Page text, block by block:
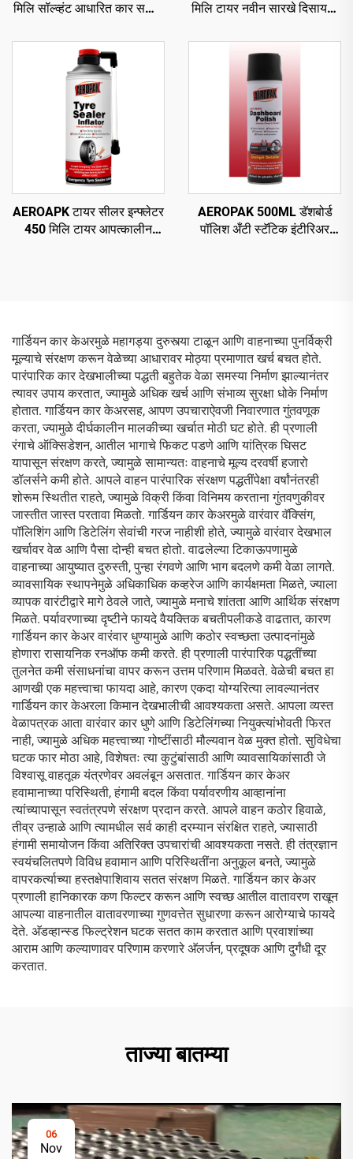
मिलि सॉल्व्हंट आधारित कार सफाई
मिलि टायर नवीन सारखे दिसायला
AEROAPK टायर सीलर इन्फ्लेटर
450 मिलि टायर आपत्कालीन
AEROPAK 500ML डॅशबोर्ड
पॉलिश अँटी स्टॅटिक इंटीरिअर
गार्डियन कार केअरमुळे महागड्या दुरुस्त्या टाळून आणि वाहनाच्या पुनर्विक्री
मूल्याचे संरक्षण करून वेळेच्या आधारावर मोठ्या प्रमाणात खर्च बचत होते.
पारंपारिक कार देखभालीच्या पद्धती बहुतेक वेळा समस्या निर्माण झाल्यानंतर
त्यावर उपाय करतात, ज्यामुळे अधिक खर्च आणि संभाव्य सुरक्षा धोके निर्माण
होतात. गार्डियन कार केअरसह, आपण उपचाराऐवजी निवारणात गुंतवणूक
करता, ज्यामुळे दीर्घकालीन मालकीच्या खर्चात मोठी घट होते. ही प्रणाली
रंगाचे ऑक्सिडेशन, आतील भागाचे फिकट पडणे आणि यांत्रिक घिसट
यापासून संरक्षण करते, ज्यामुळे सामान्यतः वाहनाचे मूल्य दरवर्षी हजारो
डॉलर्सने कमी होते. आपले वाहन पारंपारिक संरक्षण पद्धतींपेक्षा वर्षांनंतरही
शोरूम स्थितीत राहते, ज्यामुळे विक्री किंवा विनिमय करताना गुंतवणुकीवर
जास्तीत जास्त परतावा मिळतो. गार्डियन कार केअरमुळे वारंवार वॅक्सिंग,
पॉलिशिंग आणि डिटेलिंग सेवांची गरज नाहीशी होते, ज्यामुळे वारंवार देखभाल
खर्चावर वेळ आणि पैसा दोन्ही बचत होतो. वाढलेल्या टिकाऊपणामुळे
वाहनाच्या आयुष्यात दुरुस्ती, पुन्हा रंगवणे आणि भाग बदलणे कमी वेळा लागते.
व्यावसायिक स्थापनेमुळे अधिकाधिक कव्हरेज आणि कार्यक्षमता मिळते, ज्याला
व्यापक वारंटीद्वारे मागे ठेवले जाते, ज्यामुळे मनाचे शांतता आणि आर्थिक संरक्षण
मिळते. पर्यावरणाच्या दृष्टीने फायदे वैयक्तिक बचतीपलीकडे वाढतात, कारण
गार्डियन कार केअर वारंवार धुण्यामुळे आणि कठोर स्वच्छता उत्पादनांमुळे
होणारा रासायनिक रनऑफ कमी करते. ही प्रणाली पारंपारिक पद्धतींच्या
तुलनेत कमी संसाधनांचा वापर करून उत्तम परिणाम मिळवते. वेळेची बचत हा
आणखी एक महत्त्वाचा फायदा आहे, कारण एकदा योग्यरित्या लावल्यानंतर
गार्डियन कार केअरला किमान देखभालीची आवश्यकता असते. आपला व्यस्त
वेळापत्रक आता वारंवार कार धुणे आणि डिटेलिंगच्या नियुक्त्यांभोवती फिरत
नाही, ज्यामुळे अधिक महत्त्वाच्या गोष्टींसाठी मौल्यवान वेळ मुक्त होतो. सुविधेचा
घटक फार मोठा आहे, विशेषतः त्या कुटुंबांसाठी आणि व्यावसायिकांसाठी जे
विश्वासू वाहतूक यंत्रणेवर अवलंबून असतात. गार्डियन कार केअर
हवामानाच्या परिस्थिती, हंगामी बदल किंवा पर्यावरणीय आव्हानांना
त्यांच्यापासून स्वतंत्रपणे संरक्षण प्रदान करते. आपले वाहन कठोर हिवाळे,
तीव्र उन्हाळे आणि त्यामधील सर्व काही दरम्यान संरक्षित राहते, ज्यासाठी
हंगामी समायोजन किंवा अतिरिक्त उपचारांची आवश्यकता नसते. ही तंत्रज्ञान
स्वयंचलितपणे विविध हवामान आणि परिस्थितींना अनुकूल बनते, ज्यामुळे
वापरकर्त्याच्या हस्तक्षेपाशिवाय सतत संरक्षण मिळते. गार्डियन कार केअर
प्रणाली हानिकारक कण फिल्टर करून आणि स्वच्छ आतील वातावरण राखून
आपल्या वाहनातील वातावरणाच्या गुणवत्तेत सुधारणा करून आरोग्याचे फायदे
देते. अ‍ॅडव्हान्स्ड फिल्ट्रेशन घटक सतत काम करतात आणि प्रवाशांच्या
आराम आणि कल्याणावर परिणाम करणारे अ‍ॅलर्जन, प्रदूषक आणि दुर्गंधी दूर
करतात.
ताज्या बातम्या
06
Nov